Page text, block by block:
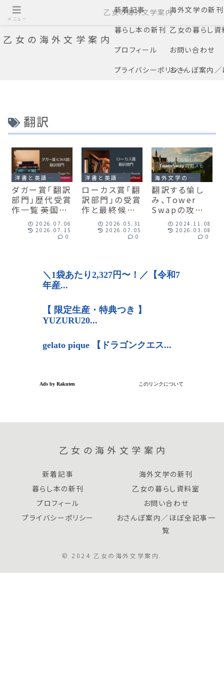
乙女の海外文学案内
新着記事 海外文学の新刊
暮らし本の新刊 乙女の暮らし
プロフィール お問い合わせ
プライバシーポリシーおさんぽ案内
翻訳
洋書と英語の本のこと
ダガー賞「翻訳
部門」歴代受賞
作一覧――英国推
理作家協会
（CWA）賞
2026.07.06
2026.07.15
0
洋書と英語の本のこと
ローカス賞「翻
訳部門」の受賞
作と最終候補
作の一覧表
2026.05.31
2026.07.05
0
海外文学の読みもの、ポッドキャスト
翻訳する愉し
み、Tower
Swapの攻略
と考察／
Tower Swap
2024.11.08
2026.03.08
0
乙女の海外文学案内
新着記事
海外文学の新刊
暮らし本の新刊
乙女の暮らし資料室
プロフィール
お問い合わせ
プライバシーポリシー
おさんぽ案内／ほぼ全記事一
覧
© 2024 乙女の海外文学案内.
メニュー
乙女の海外文学案内